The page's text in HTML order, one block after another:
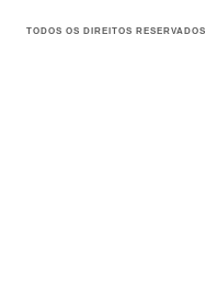
TODOS OS DIREITOS RESERVADOS